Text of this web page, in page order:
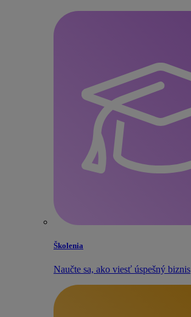
Školenia
Naučte sa, ako viesť úspešný biznis